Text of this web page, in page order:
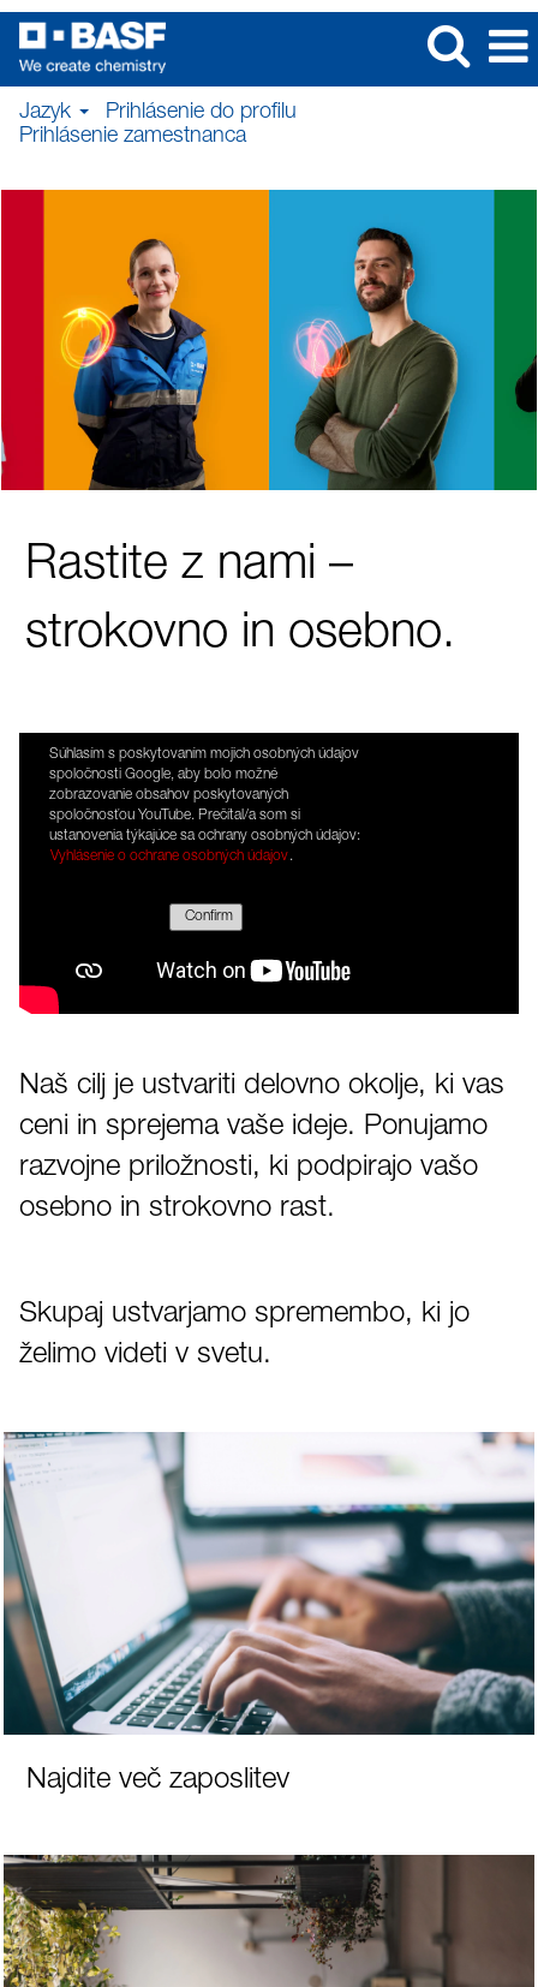
Jazyk
Prihlásenie do profilu
Prihlásenie zamestnanca
Rastite z nami –
strokovno in osebno.
Naš cilj je ustvariti delovno okolje, ki vas
ceni in sprejema vaše ideje. Ponujamo
razvojne priložnosti, ki podpirajo vašo
osebno in strokovno rast.
Skupaj ustvarjamo spremembo, ki jo
želimo videti v svetu.
Súhlasím s poskytovaním mojich osobných údajov
spoločnosti Google, aby bolo možné
zobrazovanie obsahov poskytovaných
spoločnosťou YouTube. Prečítal/a som si
ustanovenia týkajúce sa ochrany osobných údajov:
Vyhlásenie o ochrane osobných údajov.
Najdite več zaposlitev